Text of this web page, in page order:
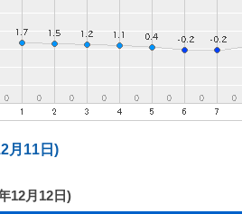
月11日)
12月12日)